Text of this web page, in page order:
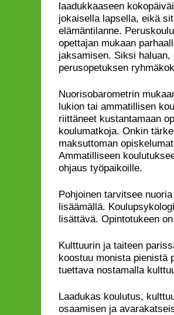
laadukkaaseen
jokaisella lapsella, eikä
elämäntilanne.
opettajan mukaan
jaksamisen. Siksi
perusopetuksen
Nuorisobarometrin
lukion tai ammatillisen
riittäneet kustantamaan
koulumatkoja. Onkin
maksuttoman
Ammatilliseen
ohjaus työpaikoille.
Pohjoinen tarvitsee
lisäämällä.
lisättävä. Opintotukeen
Kulttuurin ja taiteen
koostuu monista pienistä
tuettava nostamalla
Laadukas koulutus,
osaamisen ja